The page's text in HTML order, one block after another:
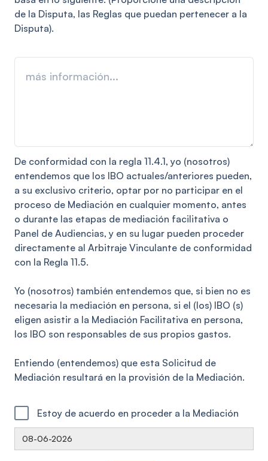
de la Disputa, las Reglas que puedan pertenecer a la
Disputa).
De conformidad con la regla 11.4.1, yo (nosotros)
entendemos que los IBO actuales/anteriores pueden,
a su exclusivo criterio, optar por no participar en el
proceso de Mediación en cualquier momento, antes
o durante las etapas de mediación facilitativa o
Panel de Audiencias, y en su lugar pueden proceder
directamente al Arbitraje Vinculante de conformidad
con la Regla 11.5.
Yo (nosotros) también entendemos que, si bien no es
necesaria la mediación en persona, si el (los) IBO (s)
eligen asistir a la Mediación Facilitativa en persona,
los IBO son responsables de sus propios gastos.
Entiendo (entendemos) que esta Solicitud de
Mediación resultará en la provisión de la Mediación.
Estoy de acuerdo en proceder a la Mediación